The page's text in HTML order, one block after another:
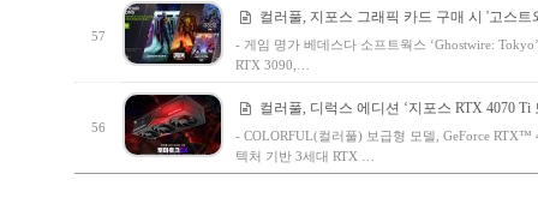
57
컬러풀, 지포스 그래픽 카드 구매 시 '고스
- 게임 명가 베데스다 소프트웍스 ‘Ghostwire:
RTX 3090,…
56
컬러풀, 디럭스 에디션 ‘지포스 RTX 4070 Ti
- COLORFUL(컬러풀) 보급형 모델, GeForce
텍처 기반 3세대 RTX …